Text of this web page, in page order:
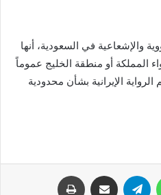
والإشعاعية في السعودية، أنها
المملكة أو منطقة الخليج عموماً
الإيرانية بشأن محدودية
واتساب تيلقرام مشاركة عبر البريد